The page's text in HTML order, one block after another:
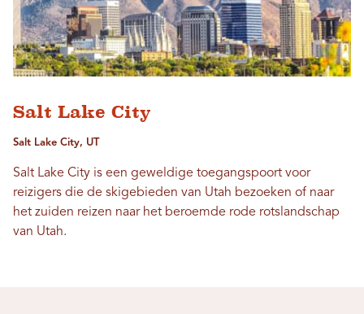
Salt Lake City
Salt Lake City, UT
Salt Lake City is een geweldige toegangspoort voor
reizigers die de skigebieden van Utah bezoeken of naar
het zuiden reizen naar het beroemde rode rotslandschap
van Utah.